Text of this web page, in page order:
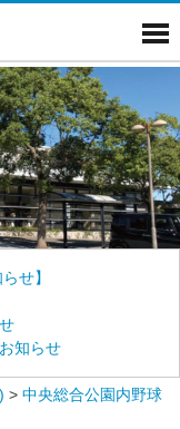
せ】
知らせ
> 中央総合公園内野球